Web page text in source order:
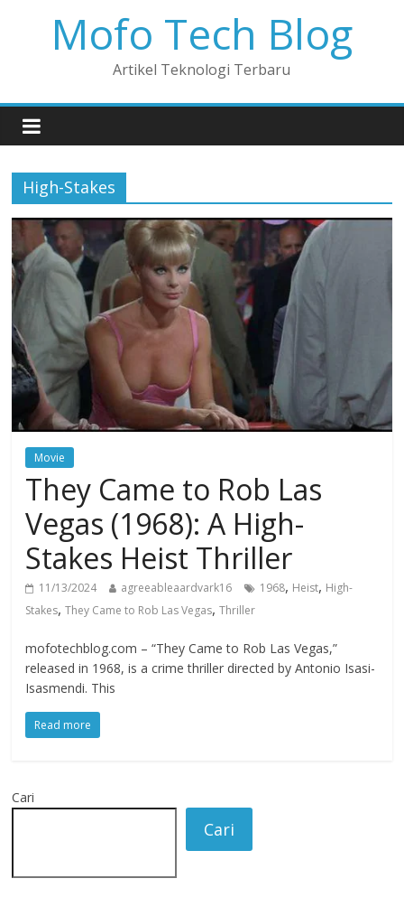
Mofo Tech Blog
Artikel Teknologi Terbaru
High-Stakes
Movie
They Came to Rob Las
Vegas (1968): A High-
Stakes Heist Thriller
11/13/2024 agreeableaardvark16 1968, Heist, High-
Stakes,They Came to Rob Las Vegas,Thriller
mofotechblog.com – “They Came to Rob Las Vegas,”
released in 1968, is a crime thriller directed by Antonio Isasi-
Isasmendi. This
Read more
Cari
Cari